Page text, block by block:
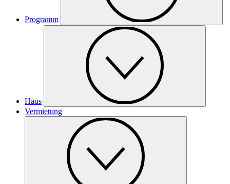
Programm
Haus
Vermietung